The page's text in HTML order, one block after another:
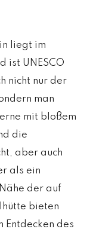
liegt im
ist UNESCO
nicht nur der
man
mit bloßem
die
aber auch
als ein
der auf
bieten
Entdecken des